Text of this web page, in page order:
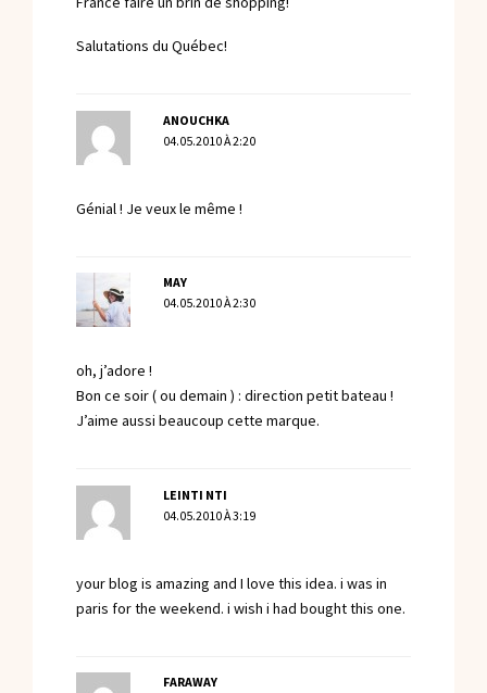
Salutations du Québec!
ANOUCHKA
04.05.2010 À 2:20
Génial ! Je veux le même !
MAY
04.05.2010 À 2:30
oh, j’adore !
Bon ce soir ( ou demain ) : direction petit bateau !
J’aime aussi beaucoup cette marque.
LEINTI NTI
04.05.2010 À 3:19
your blog is amazing and I love this idea. i was in
paris for the weekend. i wish i had bought this one.
FARAWAY